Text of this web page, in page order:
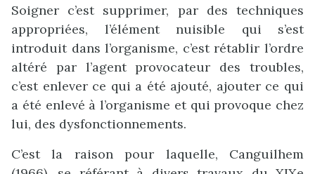
Soigner c’est supprimer, par des techniques
appropriées, l’élément nuisible qui s’est
introduit dans l’organisme, c’est rétablir l’ordre
altéré par l’agent provocateur des troubles,
c’est enlever ce qui a été ajouté, ajouter ce qui
a été enlevé à l’organisme et qui provoque chez
lui, des dysfonctionnements.
C’est la raison pour laquelle, Canguilhem